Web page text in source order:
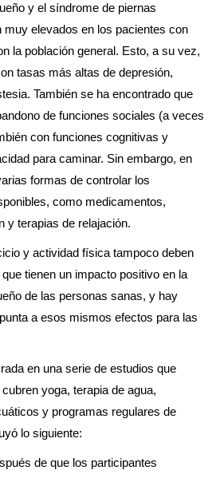
y el síndrome de piernas
muy elevados en los pacientes con
la población general. Esto, a su vez,
tasas más altas de depresión,
También se ha encontrado que
de funciones sociales (a veces
con funciones cognitivas y
para caminar. Sin embargo, en
formas de controlar los
como medicamentos,
y terapias de relajación.
y actividad física tampoco deben
tienen un impacto positivo en la
de las personas sanas, y hay
a esos mismos efectos para las
en una serie de estudios que
yoga, terapia de agua,
y programas regulares de
lo siguiente:
de que los participantes